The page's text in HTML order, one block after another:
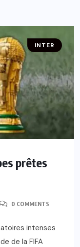
INTER
prêtes
0 COMMENTS
intenses
de la FIFA